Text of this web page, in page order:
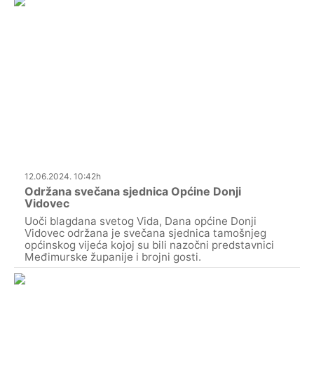
12.06.2024. 10:42h
Održana svečana sjednica Općine Donji
Vidovec
Uoči blagdana svetog Vida, Dana općine Donji
Vidovec održana je svečana sjednica tamošnjeg
općinskog vijeća kojoj su bili nazočni predstavnici
Međimurske županije i brojni gosti.